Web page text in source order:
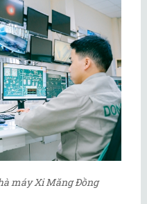
máy Xi Măng Đồng